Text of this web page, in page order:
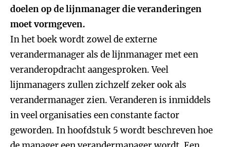
doelen op de lijnmanager die veranderingen
moet vormgeven.
In het boek wordt zowel de externe
verandermanager als de lijnmanager met een
veranderopdracht aangesproken. Veel
lijnmanagers zullen zichzelf zeker ook als
verandermanager zien. Veranderen is inmiddels
in veel organisaties een constante factor
geworden. In hoofdstuk 5 wordt beschreven hoe